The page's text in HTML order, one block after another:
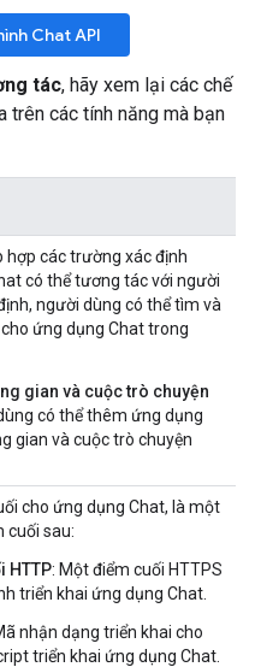
Chat API
tác, hãy xem lại các chế
các tính năng mà bạn
hợp các trường xác định
có thể tương tác với người
người dùng có thể tìm và
ứng dụng Chat trong
gian và cuộc trò chuyện
có thể thêm ứng dụng
gian và cuộc trò chuyện
cho ứng dụng Chat, là một
cuối sau:
HTTP: Một điểm cuối HTTPS
triển khai ứng dụng Chat.
nhận dạng triển khai cho
triển khai ứng dụng Chat.